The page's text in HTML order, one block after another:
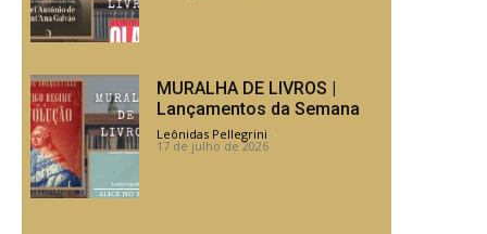
MURALHA DE LIVROS |
Lançamentos da Semana
Leônidas Pellegrini -
17 de julho de 2026